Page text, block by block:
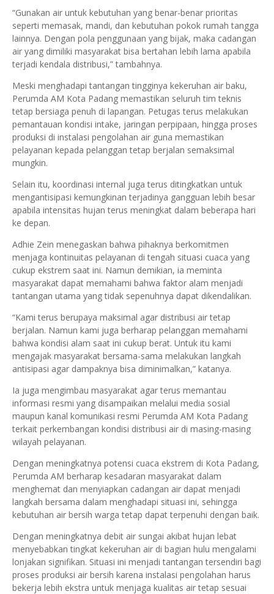
“Gunakan air untuk kebutuhan yang benar-benar prioritas
seperti memasak, mandi, dan kebutuhan pokok rumah tangga
lainnya. Dengan pola penggunaan yang bijak, maka cadangan
air yang dimiliki masyarakat bisa bertahan lebih lama apabila
terjadi kendala distribusi,” tambahnya.
Meski menghadapi tantangan tingginya kekeruhan air baku,
Perumda AM Kota Padang memastikan seluruh tim teknis
tetap bersiaga penuh di lapangan. Petugas terus melakukan
pemantauan kondisi intake, jaringan perpipaan, hingga proses
produksi di instalasi pengolahan air guna memastikan
pelayanan kepada pelanggan tetap berjalan semaksimal
mungkin.
Selain itu, koordinasi internal juga terus ditingkatkan untuk
mengantisipasi kemungkinan terjadinya gangguan lebih besar
apabila intensitas hujan terus meningkat dalam beberapa hari
ke depan.
Adhie Zein menegaskan bahwa pihaknya berkomitmen
menjaga kontinuitas pelayanan di tengah situasi cuaca yang
cukup ekstrem saat ini. Namun demikian, ia meminta
masyarakat dapat memahami bahwa faktor alam menjadi
tantangan utama yang tidak sepenuhnya dapat dikendalikan.
“Kami terus berupaya maksimal agar distribusi air tetap
berjalan. Namun kami juga berharap pelanggan memahami
bahwa kondisi alam saat ini cukup berat. Untuk itu kami
mengajak masyarakat bersama-sama melakukan langkah
antisipasi agar dampaknya bisa diminimalkan,” katanya.
Ia juga mengimbau masyarakat agar terus memantau
informasi resmi yang disampaikan melalui media sosial
maupun kanal komunikasi resmi Perumda AM Kota Padang
terkait perkembangan kondisi distribusi air di masing-masing
wilayah pelayanan.
Dengan meningkatnya potensi cuaca ekstrem di Kota Padang,
Perumda AM berharap kesadaran masyarakat dalam
menghemat dan menyiapkan cadangan air dapat menjadi
langkah bersama dalam menghadapi situasi ini, sehingga
kebutuhan air bersih warga tetap dapat terpenuhi dengan baik.
Dengan meningkatnya debit air sungai akibat hujan lebat
menyebabkan tingkat kekeruhan air di bagian hulu mengalami
lonjakan signifikan. Situasi ini menjadi tantangan tersendiri bagi
proses produksi air bersih karena instalasi pengolahan harus
bekerja lebih ekstra untuk menjaga kualitas air tetap sesuai